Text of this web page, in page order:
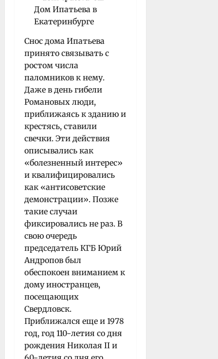
Снос дома Ипатьева
принято связывать с
ростом числа
паломников к нему.
Даже в день гибели
Романовых люди,
приближаясь к зданию и
крестясь, ставили
свечки. Эти действия
описывались как
«болезненный интерес»
и квалифицировались
как «антисоветские
демонстрации». Позже
такие случаи
фиксировались не раз. В
свою очередь
председатель КГБ Юрий
Андропов был
обеспокоен вниманием к
дому иностранцев,
посещающих
Свердловск.
Приближался еще и 1978
год, год 110-летия со дня
рождения Николая II и